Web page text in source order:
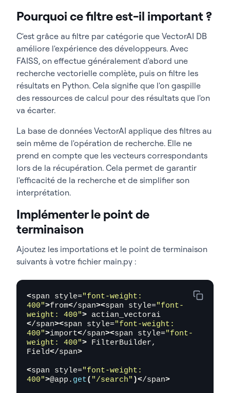
</span>
<span style="font-weight:
400"> with</span><span style="font-
weight: 400"
VectorAIClient
<span style="font-weight:
400">"localhost:50051"</span ><span
style="font-weight: 400" >) < /span>
span style=
"font-weight:
400">as</span><span style= "font-
weight: 400"
<span style="font-weight: 400">
client.
points. upsert
COLLECTION,
points)</span>
<span style="font-weight:
400" > return /span >< span style= "font-
weight: 400"> {< /span><span
style="font-weight: 400"
400">: len(points)}</span>
Pourquoi ce filtre est-il important ?
C'est grâce au filtre par catégorie que VectorAI DB
améliore l'expérience des développeurs. Avec
FAISS, on effectue généralement d'abord une
recherche vectorielle complète, puis on filtre les
résultats en Python. Cela signifie que l'on gaspille
des ressources de calcul pour des résultats que l'on
va écarter.
La base de données VectorAI applique des filtres au
sein même de l'opération de recherche. Elle ne
prend en compte que les vecteurs correspondants
lors de la récupération. Cela permet de garantir
l'efficacité de la recherche et de simplifier son
interprétation.
Implémenter le point de
terminaison
Ajoutez les importations et le point de terminaison
suivants à votre fichier main.py :
<span style="font-weight:
400">from</span><span style="font-
weight: 400">
</span><span style="font-weight:
400">import</span><span style="font-
weight: 400"> FilterBuilder,
Field</span>
<span style="font-weight:
400">@app. get( "/search" )</span>